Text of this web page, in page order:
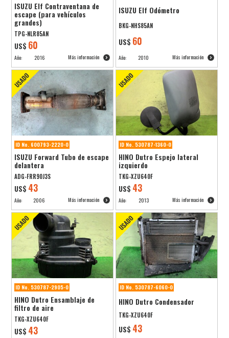
ISUZU Elf Contraventana de
escape (para vehículos
grandes)
TPG-NLR85AN
US$ 60
Año: 2016 Más información
ISUZU Elf Odómetro
BKG-NHS85AN
US$ 60
Año: 2010 Más información
ID No. 600793-2220-0
ISUZU Forward Tubo de escape
delantera
ADG-FRR90J3S
US$ 43
Año: 2006 Más información
ID No. 530787-1360-0
HINO Dutro Espejo lateral
izquierdo
TKG-XZU640F
US$ 43
Año: 2013 Más información
ID No. 530787-2905-0
HINO Dutro Ensamblaje de
filtro de aire
TKG-XZU640F
US$ 43
ID No. 530787-6060-0
HINO Dutro Condensador
TKG-XZU640F
US$ 43